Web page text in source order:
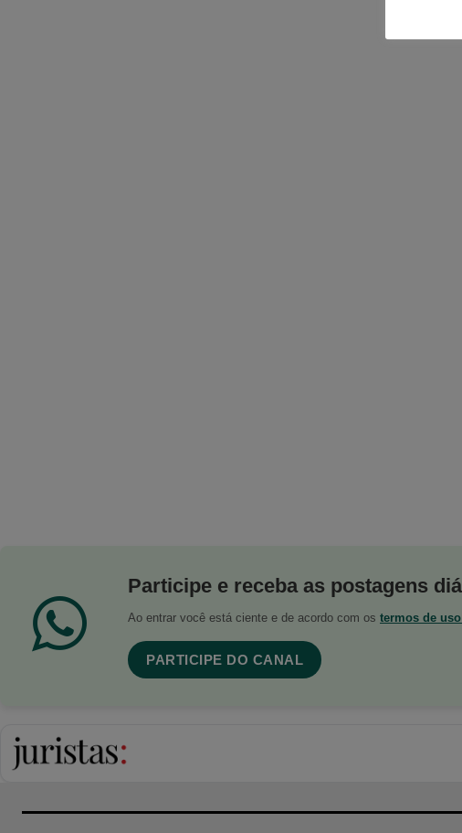
Participe e receba as postagens
Ao entrar você está ciente e de acordo com os termos de uso
PARTICIPE DO CANAL